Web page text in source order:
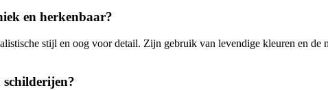
en herkenbaar?
stijl en oog voor detail. Zijn gebruik van levendige kleuren en